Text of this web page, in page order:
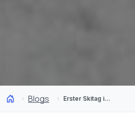
Blogs Erster Skitag in Chile? Mit diesen Tipps wird er zum Erfolg